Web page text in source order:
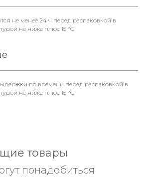
не менее 24 ч перед распаковкой в
не ниже плюс 15 °С
по времени перед распаковкой в
не ниже плюс 15 °С
товары
понадобиться